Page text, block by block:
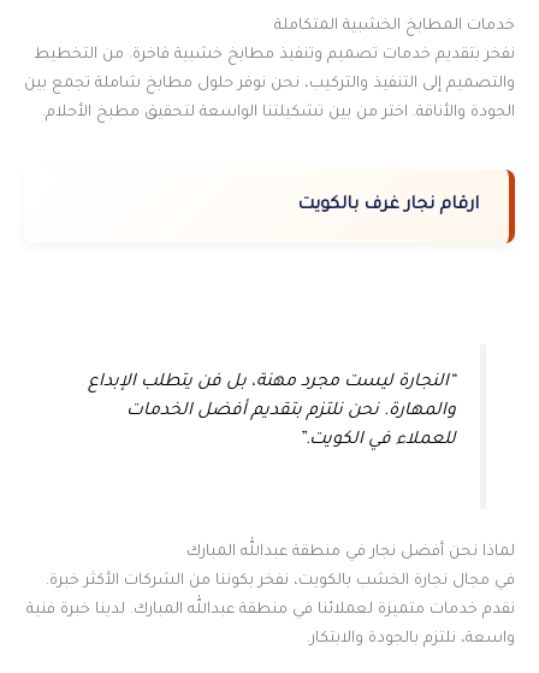
خدمات المطابخ الخشبية المتكاملة
نفخر بتقديم خدمات تصميم وتنفيذ مطابخ خشبية فاخرة. من التخطيط
والتصميم إلى التنفيذ والتركيب، نحن نوفر حلول مطابخ شاملة تجمع بين
الجودة والأناقة. اختر من بين تشكيلتنا الواسعة لتحقيق مطبخ الأحلام.
ارقام نجار غرف بالكويت
“النجارة ليست مجرد مهنة، بل فن يتطلب الإبداع
والمهارة. نحن نلتزم بتقديم أفضل الخدمات
للعملاء في الكويت.”
لماذا نحن أفضل نجار في منطقة عبدالله المبارك
في مجال نجارة الخشب بالكويت، نفخر بكوننا من الشركات الأكثر خبرة.
نقدم خدمات متميزة لعملائنا في منطقة عبدالله المبارك. لدينا خبرة فنية
واسعة، نلتزم بالجودة والابتكار.